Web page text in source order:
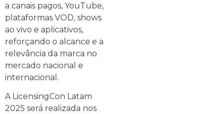
a canais pagos, YouTube,
plataformas VOD, shows
ao vivo e aplicativos,
reforçando o alcance e a
relevância da marca no
mercado nacional e
internacional.
A LicensingCon Latam
2025 será realizada nos